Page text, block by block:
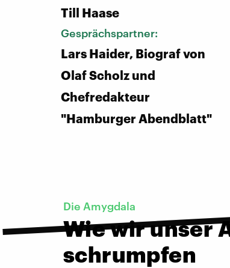
Till Haase
Gesprächspartner:
Lars Haider, Biograf von
Olaf Scholz und
Chefredakteur
"Hamburger Abendblatt"
Die Amygdala
Wie wir unser
schrumpfen